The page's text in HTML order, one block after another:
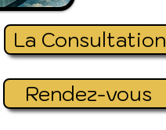
La Consultation
Rendez-vous